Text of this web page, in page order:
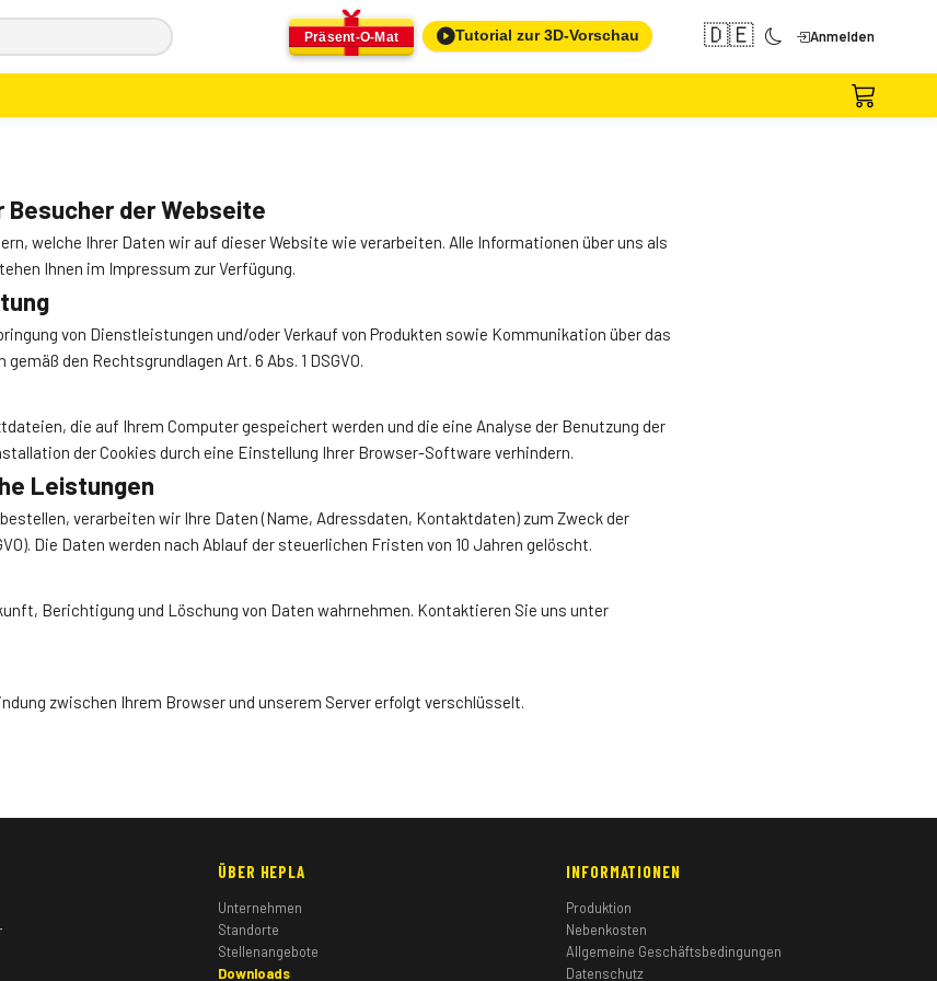
Präsent-O-Mat Tutorial zur 3D-Vorschau 🇩🇪 Anmelden
der Webseite
welche Ihrer Daten wir auf dieser Website wie verarbeiten. Alle Informationen über uns als
Ihnen im Impressum zur Verfügung.
von Dienstleistungen und/oder Verkauf von Produkten sowie Kommunikation über das
den Rechtsgrundlagen Art. 6 Abs. 1 DSGVO.
die auf Ihrem Computer gespeichert werden und die eine Analyse der Benutzung der
der Cookies durch eine Einstellung Ihrer Browser-Software verhindern.
Leistungen
verarbeiten wir Ihre Daten (Name, Adressdaten, Kontaktdaten) zum Zweck der
Die Daten werden nach Ablauf der steuerlichen Fristen von 10 Jahren gelöscht.
Berichtigung und Löschung von Daten wahrnehmen. Kontaktieren Sie uns unter
zwischen Ihrem Browser und unserem Server erfolgt verschlüsselt.
ÜBER HEPLA
Unternehmen
Standorte
Stellenangebote
Downloads
INFORMATIONEN
Produktion
Nebenkosten
Allgemeine Geschäftsbedingungen
Datenschutz